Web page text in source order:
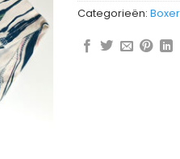
Categorieën: